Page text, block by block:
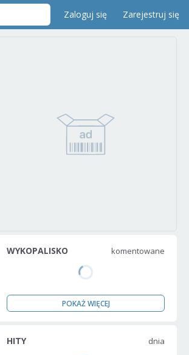
Zaloguj się Zarejestruj się
WYKOPALISKO komentowane
POKAŻ WIĘCEJ
HITY dnia